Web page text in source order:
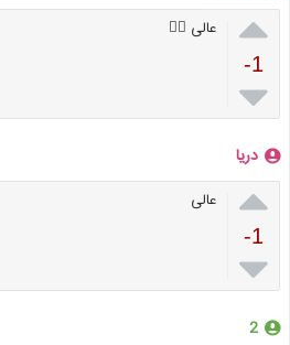

-1

عالی 👌🏼
دریا

-1

عالی
2